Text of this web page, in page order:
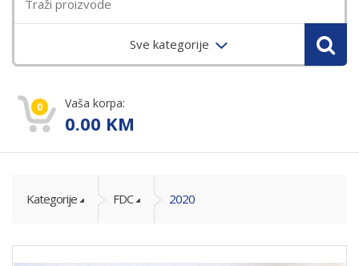
Sve kategorije
0 Vaša korpa:
0.00 KM
Kategorije FDC 2020